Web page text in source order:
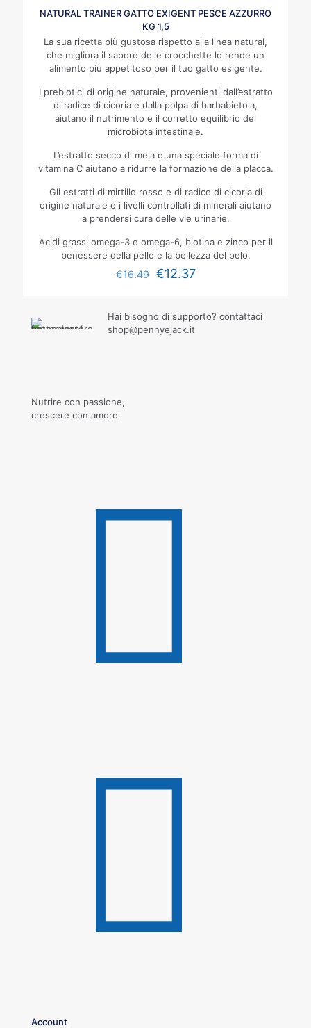
NATURAL TRAINER GATTO EXIGENT PESCE AZZURRO
KG 1,5
La sua ricetta più gustosa rispetto alla linea natural,
che migliora il sapore delle crocchette lo rende un
alimento più appetitoso per il tuo gatto esigente.
I prebiotici di origine naturale, provenienti dall’estratto
di radice di cicoria e dalla polpa di barbabietola,
aiutano il nutrimento e il corretto equilibrio del
microbiota intestinale.
L’estratto secco di mela e una speciale forma di
vitamina C aiutano a ridurre la formazione della placca.
Gli estratti di mirtillo rosso e di radice di cicoria di
origine naturale e i livelli controllati di minerali aiutano
a prendersi cura delle vie urinarie.
Acidi grassi omega-3 e omega-6, biotina e zinco per il
benessere della pelle e la bellezza del pelo.
€16.49 €12.37
Hai bisogno di supporto? contattaci
shop@pennyejack.it
Nutrire con passione,
crescere con amore
Account